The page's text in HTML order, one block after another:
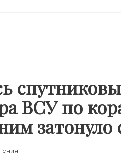
ВСУ по
затонуло